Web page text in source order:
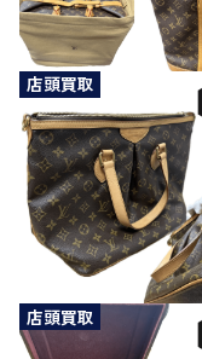
店頭買取
店頭買取